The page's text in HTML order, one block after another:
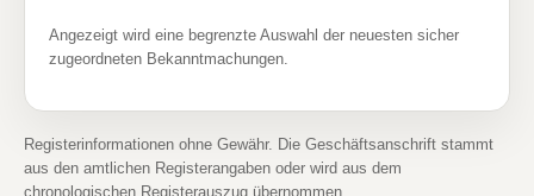
Angezeigt wird eine begrenzte Auswahl der neuesten sicher
zugeordneten Bekanntmachungen.
Registerinformationen ohne Gewähr. Die Geschäftsanschrift stammt
aus den amtlichen Registerangaben oder wird aus dem
chronologischen Registerauszug übernommen.